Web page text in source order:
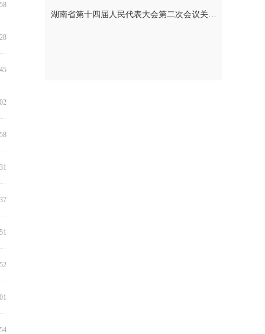
湖南省第十四届人民代表大会第二次会议关于湖南省人民代表大会常务委员会工作报告的决议